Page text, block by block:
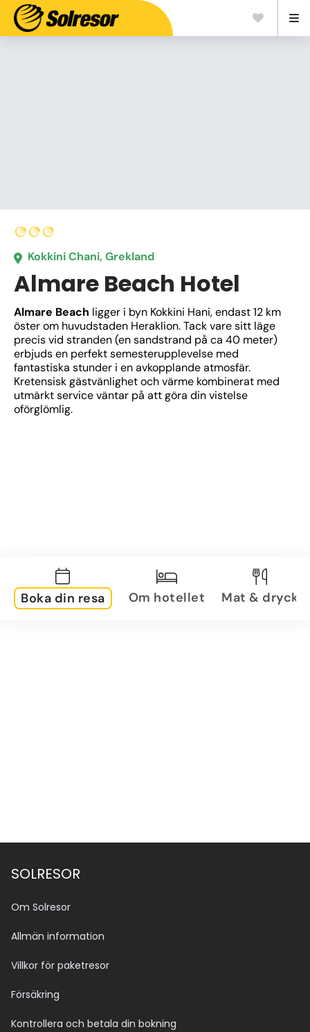
Kokkini Chani, Grekland
Almare Beach Hotel
Almare Beach ligger i byn Kokkini Hani, endast 12 km
öster om huvudstaden Heraklion. Tack vare sitt läge
precis vid stranden (en sandstrand på ca 40 meter)
erbjuds en perfekt semesterupplevelse med
fantastiska stunder i en avkopplande atmosfär.
Kretensisk gästvänlighet och värme kombinerat med
utmärkt service väntar på att göra din vistelse
oförglömlig.
Boka din resa Om hotellet Mat & dryck
SOLRESOR
Om Solresor
Allmän information
Villkor för paketresor
Försäkring
Kontrollera och betala din bokning